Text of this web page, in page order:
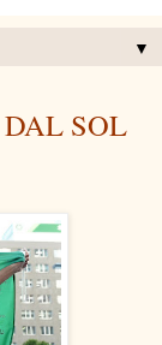
▼
SOL